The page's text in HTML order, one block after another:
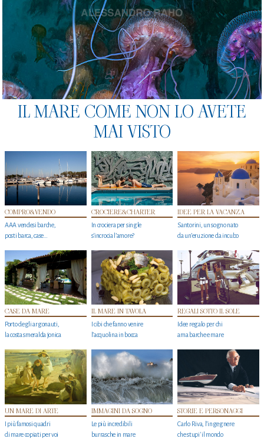
IL MARE COME NON LO AVETE
MAI VISTO
COMPRO&VENDO
AAA vendesi barche,
posti barca, case…
CROCIERE&CHARTER
In crociera per single
s'incrocia l’amore?
IDEE PER LA VACANZA
Santorini, un sogno nato
da un’eruzione da incubo
CASE DA MARE
Porto degli argonauti,
la costa smeralda jonica
IL MARE IN TAVOLA
I cibi che fanno venire
l’acquolina in bocca
REGALI SOTTO IL SOLE
Idee regalo per chi
ama barche e mare
UN MARE DI ARTE
I più famosi quadri
di mare copiati per voi
IMMAGINI DA SOGNO
Le più incredibili
burrasche in mare
STORIE E PERSONAGGI
Carlo Riva, l’ingegnere
che stupi' il mondo